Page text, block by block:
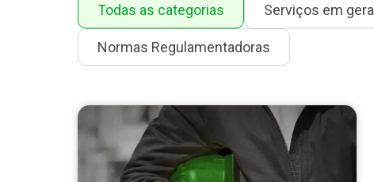
Todas as categorias Serviços em geral
Normas Regulamentadoras